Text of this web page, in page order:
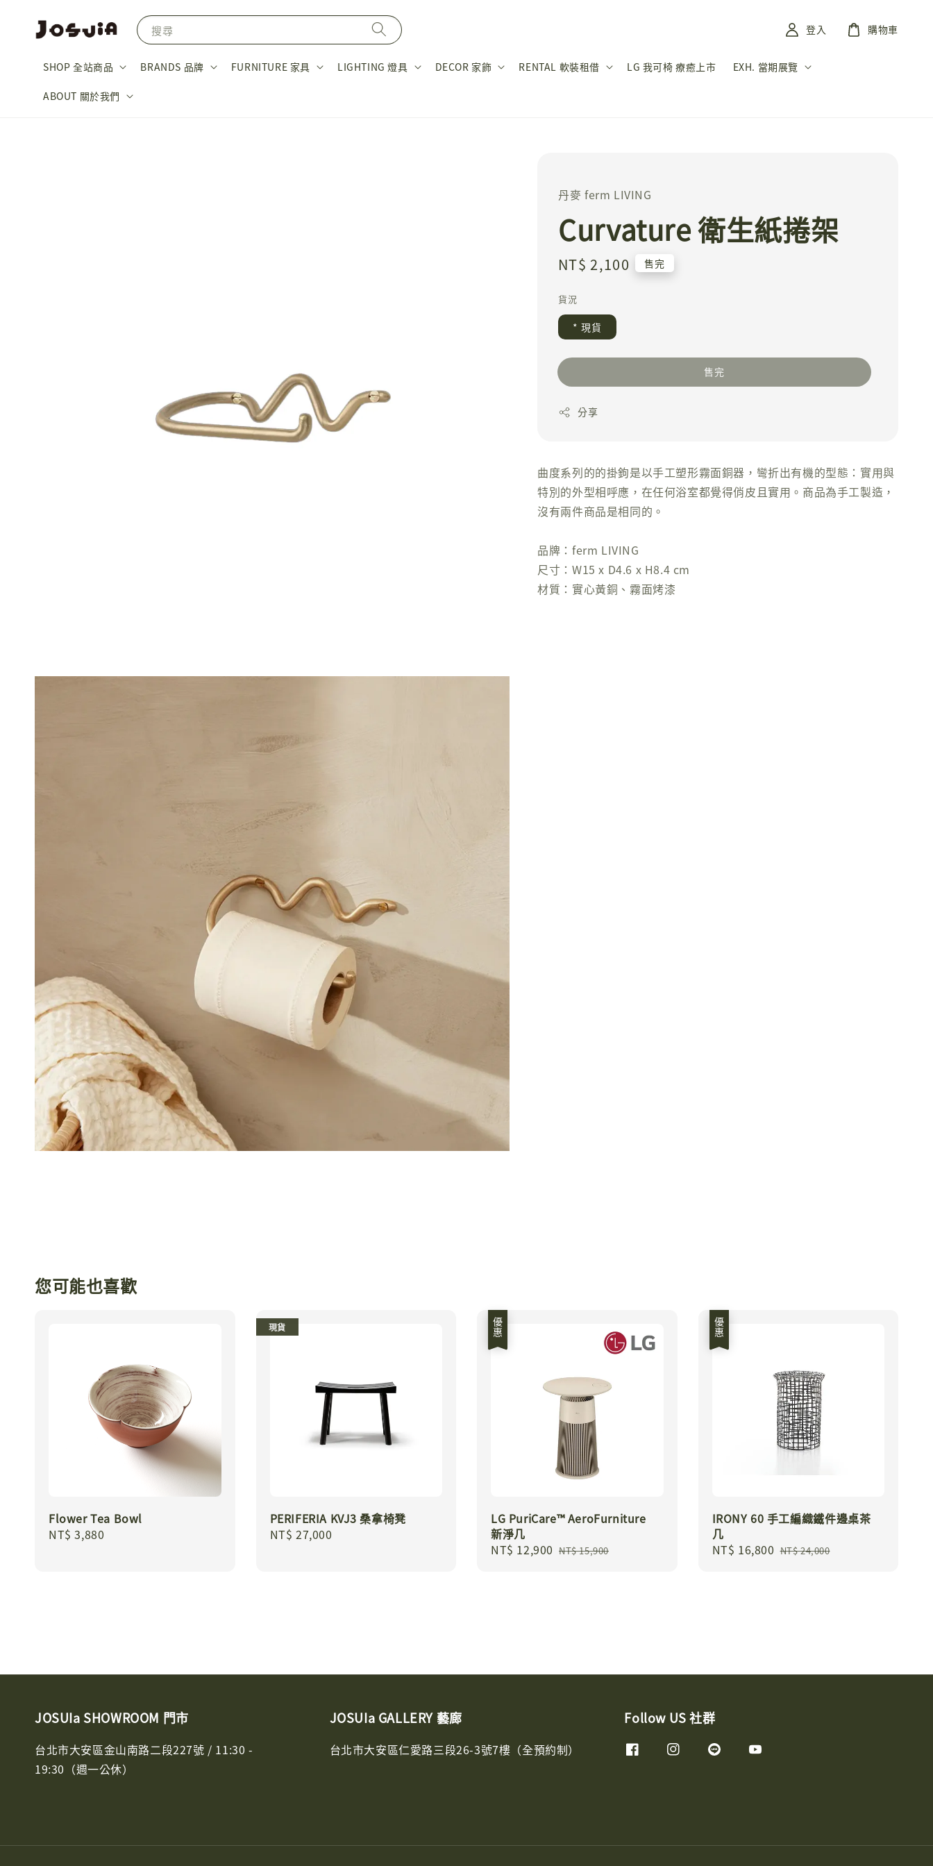
搜尋
SHOP 全站商品 BRANDS 品牌 FURNITURE 家具 LIGHTING 燈具 DECOR 家飾 RENTAL 軟裝租借 LG 我可椅 療癒上市 EXH. 當期展覽
ABOUT 關於我們
登入 購物車
丹麥 ferm LIVING
Curvature 衛生紙捲架
Regular
NT$ 2,100 售完
貨況
* 現貨
售完
分享
曲度系列的的掛鉤是以手工塑形霧面銅器，彎折出有機的型態：實用與
特別的外型相呼應，在任何浴室都覺得俏皮且實用。商品為手工製造，
沒有兩件商品是相同的。
品牌：ferm LIVING
尺寸：W15 x D4.6 x H8.4 cm
材質：實心黃銅、霧面烤漆
您可能也喜歡
Flower Tea Bowl
Regular
NT$ 3,880
現貨
PERIFERIA KVJ3 桑拿椅凳
Regular
NT$ 27,000
優惠
LG PuriCare™ AeroFurniture
新淨几
Sale
NT$ 12,900 Regular
NT$ 15,900
優惠
IRONY 60 手工編織鐵件邊桌茶
几
Sale
NT$ 16,800 Regular
NT$ 24,000
JOSUIa SHOWROOM 門市
台北市大安區金山南路二段227號 / 11:30 -
19:30（週一公休）
JOSUIa GALLERY 藝廊
台北市大安區仁愛路三段26-3號7樓（全預約制）
Follow US 社群